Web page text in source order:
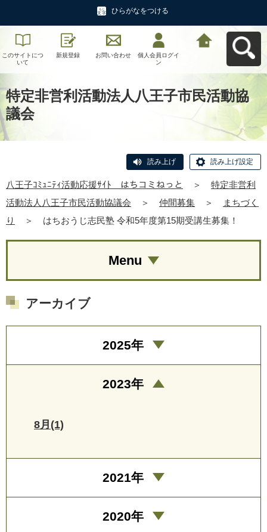
ひらがなをつける
このサイトにつ
いて
新規登録 お問い合わせ
個人会員ログイ
ン
特定非営利活動法人八王子市民活動協
議会
読み上げ 読み上げ設定
八王子ｺﾐｭﾆﾃｨ活動応援ｻｲﾄ はちコミねっと ＞
特定非営利
活動法人八王子市民活動協議会
＞ 仲間募集 ＞
まちづく
り
＞ はちおうじ志民塾 令和5年度第15期受講生募集！
Menu
アーカイブ
2025年
2023年
8月(1)
2021年
2020年